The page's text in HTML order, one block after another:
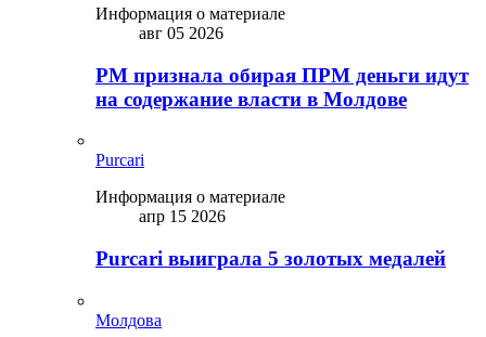
Информация о материале
авг 05 2026
PM признала обирая ПРМ деньги идут
на содержание власти в Молдове
Purcari
Информация о материале
апр 15 2026
Purcari выиграла 5 золотых медалей
Молдова